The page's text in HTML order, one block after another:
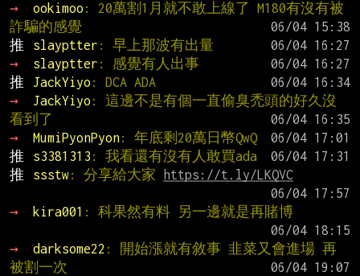
→
ookimoo : 20萬割1月就不敢上線了 M180有沒有被
詐騙的感覺
推
slayptter : 早上那波有出量
→
slayptter : 感覺有人出事
推
JackYiyo : DCA ADA
→
JackYiyo : 這邊不是有個一直偷臭禿頭的好久沒
看到了
→
MumiPyonPyon: 年底剩20萬日幣QwQ
推
s3381313 : 我看還有沒有人敢買ada
推
ssstw: 分享給大家
https://t.ly/LKQVC
→
kira001 : 科果然有料 另一邊就是再賭博
→
darksome22 : 開始漲就有敘事 韭菜又會進場 再
被割一次